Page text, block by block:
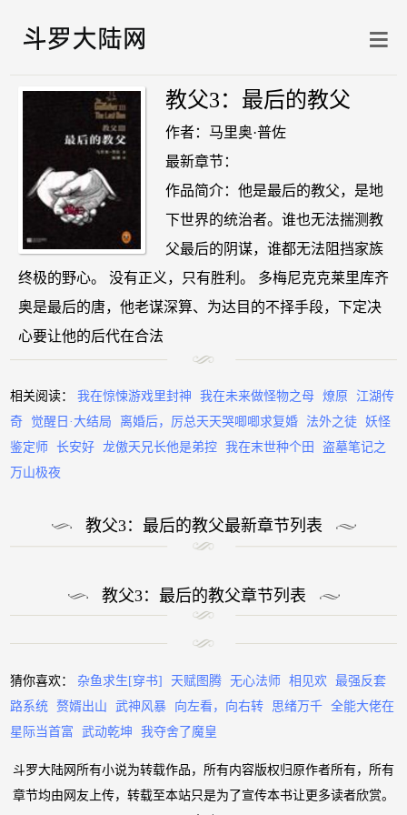
教父3：最后的教父
作者：马里奥·普佐
最新章节：
作品简介：他是最后的教父，是地
下世界的统治者。谁也无法揣测教
父最后的阴谋，谁都无法阻挡家族
终极的野心。 没有正义，只有胜利。 多梅尼克克莱里库齐
奥是最后的唐，他老谋深算、为达目的不择手段，下定决
心要让他的后代在合法
相关阅读：我在惊悚游戏里封神 我在未来做怪物之母 燎原
江湖传
奇
觉醒日·大结局 离婚后，厉总天天哭唧唧求复婚 法外之徒
妖怪
鉴定师
长安好 龙傲天兄长他是弟控 我在末世种个田
盗墓笔记之
万山极夜
教父3：最后的教父最新章节列表
教父3：最后的教父章节列表
猜你喜欢： 杂鱼求生[穿书] 天赋图腾 无心法师 相见欢
最强反套
路系统
赘婿出山 武神风暴 向左看，向右转 思绪万千
全能大佬在
星际当首富
武动乾坤 我夺舍了魔皇
斗罗大陆网所有小说为转载作品，所有内容版权归原作者所有，所有
章节均由网友上传，转载至本站只是为了宣传本书让更多读者欣赏。